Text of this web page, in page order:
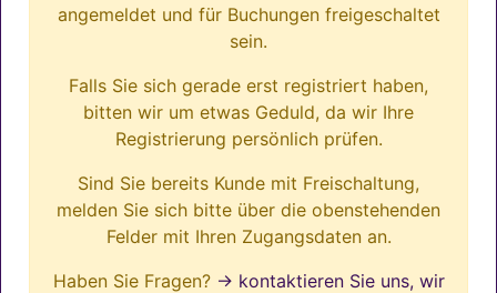
angemeldet und für Buchungen freigeschaltet
sein.
Falls Sie sich gerade erst registriert haben,
bitten wir um etwas Geduld, da wir Ihre
Registrierung persönlich prüfen.
Sind Sie bereits Kunde mit Freischaltung,
melden Sie sich bitte über die obenstehenden
Felder mit Ihren Zugangsdaten an.
Haben Sie Fragen? → kontaktieren Sie uns, wir